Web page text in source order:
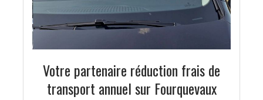
Votre partenaire réduction frais de
transport annuel sur Fourquevaux